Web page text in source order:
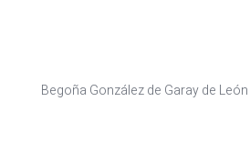
Begoña González de Garay de León